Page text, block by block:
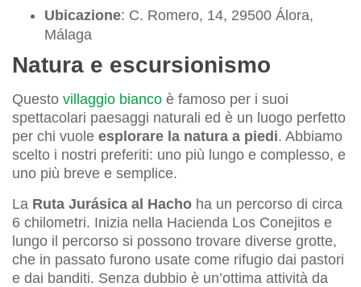
Ubicazione: C. Romero, 14, 29500 Álora,
Málaga
Natura e escursionismo
Questo villaggio bianco è famoso per i suoi
spettacolari paesaggi naturali ed è un luogo perfetto
per chi vuole esplorare la natura a piedi. Abbiamo
scelto i nostri preferiti: uno più lungo e complesso, e
uno più breve e semplice.
La Ruta Jurásica al Hacho ha un percorso di circa
6 chilometri. Inizia nella Hacienda Los Conejitos e
lungo il percorso si possono trovare diverse grotte,
che in passato furono usate come rifugio dai pastori
e dai banditi. Senza dubbio è un’ottima attività da